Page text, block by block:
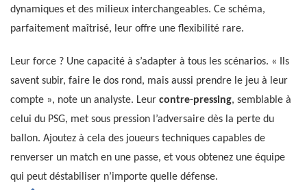
dynamiques et des milieux interchangeables. Ce schéma,
parfaitement maîtrisé, leur offre une flexibilité rare.
Leur force ? Une capacité à s’adapter à tous les scénarios. « Ils
savent subir, faire le dos rond, mais aussi prendre le jeu à leur
compte », note un analyste. Leur contre-pressing, semblable à
celui du PSG, met sous pression l’adversaire dès la perte du
ballon. Ajoutez à cela des joueurs techniques capables de
renverser un match en une passe, et vous obtenez une équipe
qui peut déstabiliser n’importe quelle défense.